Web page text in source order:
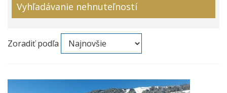
Vyhľadávanie nehnuteľností
Zoradiť podľa